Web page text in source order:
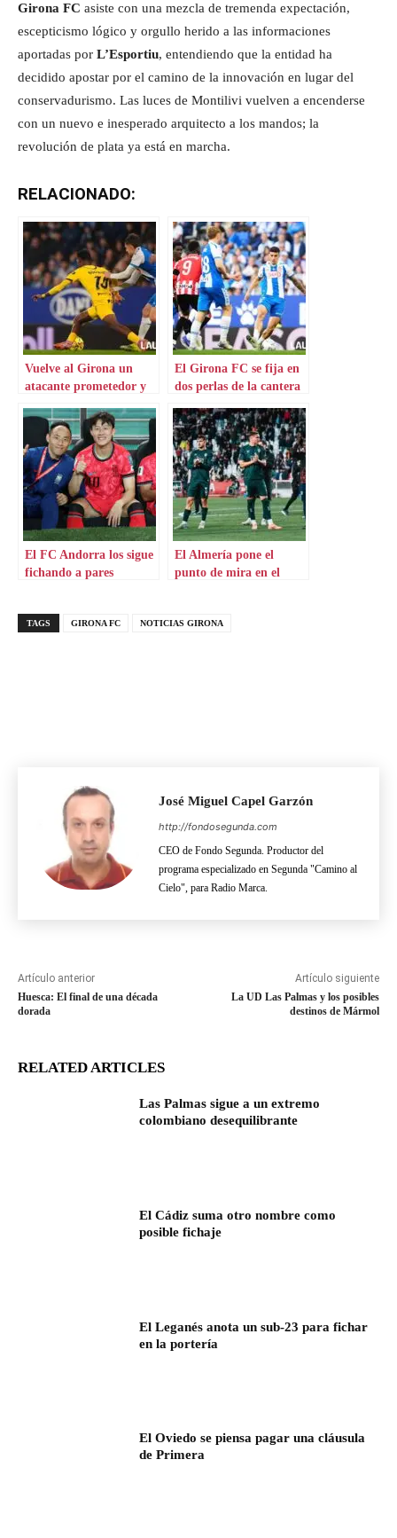
Girona FC asiste con una mezcla de tremenda expectación,
escepticismo lógico y orgullo herido a las informaciones
aportadas por L’Esportiu, entendiendo que la entidad ha
decidido apostar por el camino de la innovación en lugar del
conservadurismo. Las luces de Montilivi vuelven a encenderse
con un nuevo e inesperado arquitecto a los mandos; la
revolución de plata ya está en marcha.
RELACIONADO:
Vuelve al Girona un
atacante prometedor y
El Girona FC se fija en
dos perlas de la cantera
El FC Andorra los sigue
fichando a pares
El Almería pone el
punto de mira en el
TAGS GIRONA FC NOTICIAS GIRONA
José Miguel Capel Garzón
http://fondosegunda.com
CEO de Fondo Segunda. Productor del
programa especializado en Segunda "Camino al
Cielo", para Radio Marca.
Artículo anterior
Huesca: El final de una década
dorada
Artículo siguiente
La UD Las Palmas y los posibles
destinos de Mármol
RELATED ARTICLES
Las Palmas sigue a un extremo
colombiano desequilibrante
El Cádiz suma otro nombre como
posible fichaje
El Leganés anota un sub-23 para fichar
en la portería
El Oviedo se piensa pagar una cláusula
de Primera